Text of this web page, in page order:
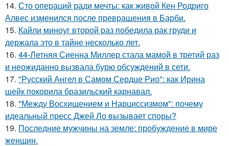
14. Сто операций ради мечты: как живой Кен Родриго
Алвес изменился после превращения в Барби.
15. Кайли миноуг второй раз победила рак груди и
держала это в тайне несколько лет.
16. 44-Летняя Сиенна Миллер стала мамой в третий раз
и неожиданно вызвала бурю обсуждений в сети.
17. "Русский Ангел в Самом Сердце Рио": как Ирина
шейк покорила бразильский карнавал.
18. "Между Восхищением и Нарциссизмом": почему
идеальный пресс Джей Ло вызывает споры?
19. Последние мужчины на земле: пробуждение в мире
женщин.